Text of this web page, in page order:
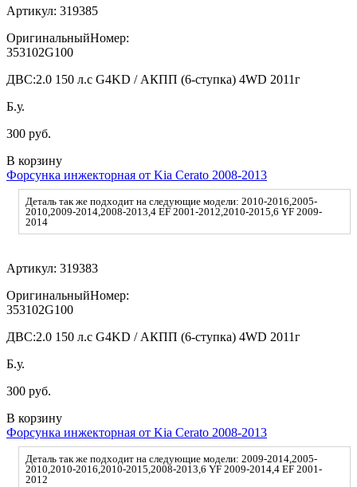
Артикул: 319385
ОригинальныйНомер:
353102G100
ДВС:2.0 150 л.с G4KD / АКПП (6-ступка) 4WD 2011г
Б.у.
300 руб.
В корзину
Форсунка инжекторная от Kia Cerato 2008-2013
Деталь так же подходит на следующие модели: 2010-2016,2005-
2010,2009-2014,2008-2013,4 EF 2001-2012,2010-2015,6 YF 2009-
2014
Артикул: 319383
ОригинальныйНомер:
353102G100
ДВС:2.0 150 л.с G4KD / АКПП (6-ступка) 4WD 2011г
Б.у.
300 руб.
В корзину
Форсунка инжекторная от Kia Cerato 2008-2013
Деталь так же подходит на следующие модели: 2009-2014,2005-
2010,2010-2016,2010-2015,2008-2013,6 YF 2009-2014,4 EF 2001-
2012